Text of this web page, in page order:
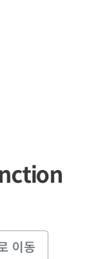
이동